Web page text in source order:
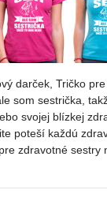
darček, Tričko
som sestrička,
svojej blízkej
poteší každú
zdravotné sestry